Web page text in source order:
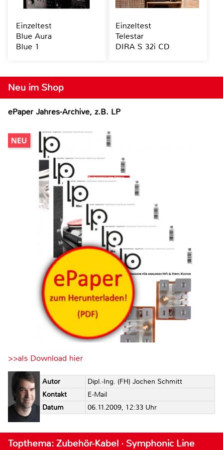
Neu im Shop
ePaper Jahres-Archive, z.B. LP
>>als Download hier
Autor
Dipl.-Ing. (FH) Jochen Schmitt
Kontakt
E-Mail
Datum
06.11.2009, 12:33 Uhr
Topthema: Zubehör-Kabel · Symphonic Line
Einzeltest
Blue Aura
Blue 1
Einzeltest
Telestar
DIRA S 32i CD